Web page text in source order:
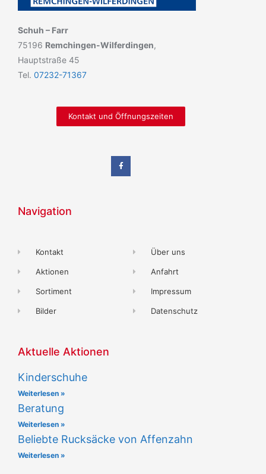
Schuh – Farr
75196 Remchingen-Wilferdingen,
Hauptstraße 45
Tel. 07232-71367
Kontakt und Öffnungszeiten
Navigation
Kontakt
Aktionen
Sortiment
Bilder
Über uns
Anfahrt
Impressum
Datenschutz
Aktuelle Aktionen
Kinderschuhe
Weiterlesen »
Beratung
Weiterlesen »
Beliebte Rucksäcke von Affenzahn
Weiterlesen »